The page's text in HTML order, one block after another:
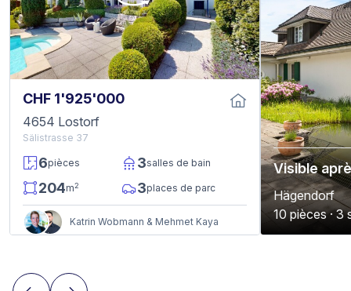
CHF 1'925'000
4654 Lostorf
Sälistrasse 37
6pièces 3salles de bain
204m2 3places de parc
Katrin Wobmann & Mehmet Kaya
Visible
Hägendorf
10 pièces · 3